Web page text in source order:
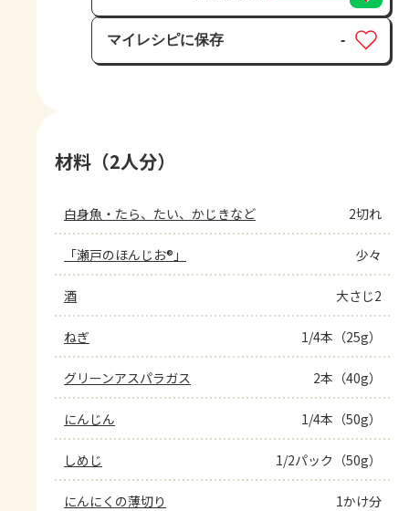
マイレシピに保存
保存済み
-
材料（2人分）
白身魚・たら、たい、かじきなど 2切れ
「瀬戸のほんじお®」 少々
酒 大さじ2
ねぎ 1/4本（25g）
グリーンアスパラガス 2本（40g）
にんじん 1/4本（50g）
しめじ 1/2パック（50g）
にんにくの薄切り 1かけ分